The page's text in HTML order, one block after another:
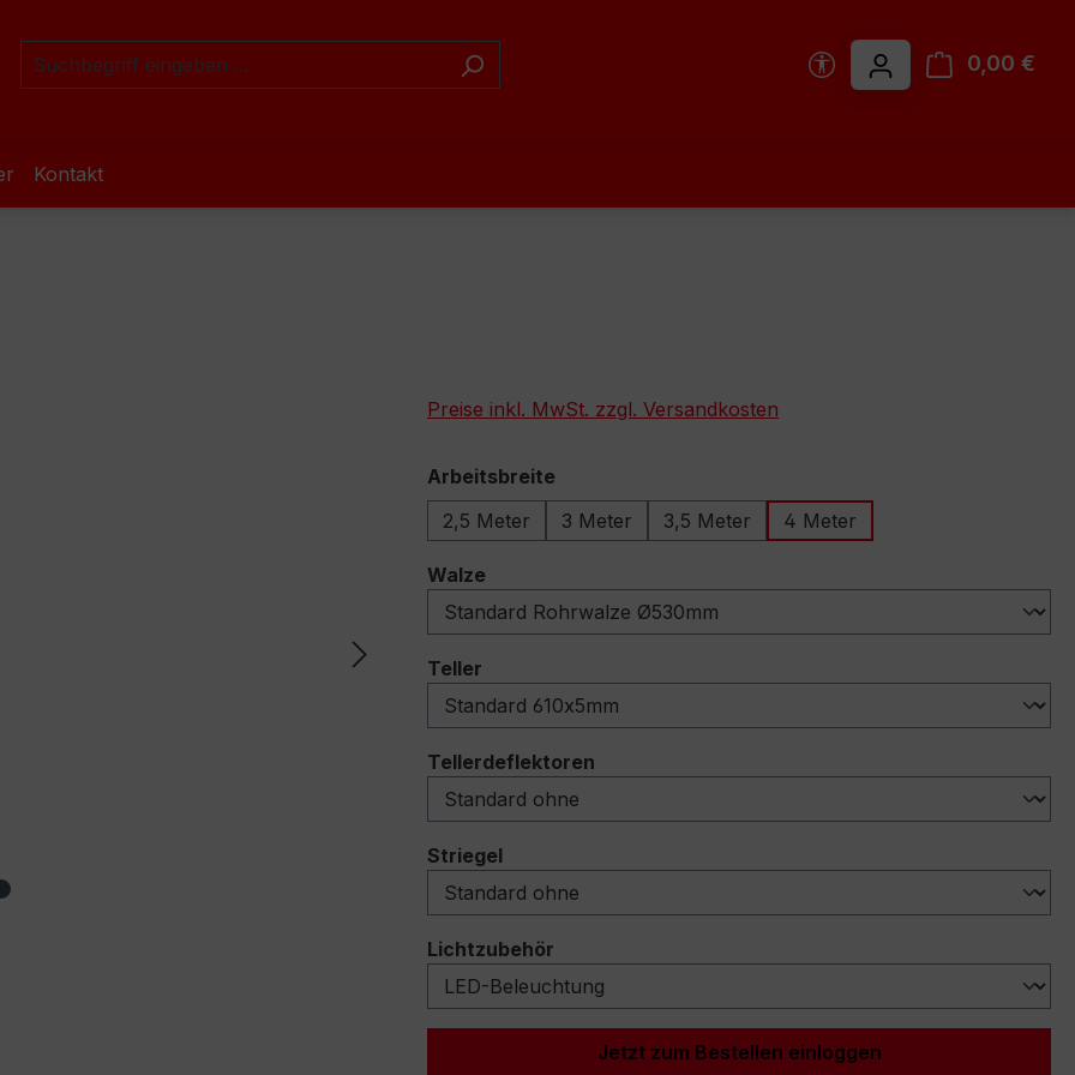
Werkzeugleiste anzeigen
0,00 €
Kontakt
Preise inkl. MwSt. zzgl. Versandkosten
Arbeitsbreiteauswählen
2,5 Meter
3 Meter 3,5 Meter 4 Meter
Walzeauswählen
Teller
Tellerdeflektoren
Striegelauswählen
Lichtzubehör
Jetzt zum Bestellen einloggen